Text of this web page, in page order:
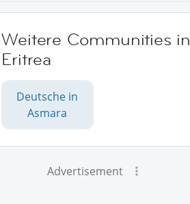
Weitere Communities in
Eritrea
Deutsche in
Asmara
Advertisement